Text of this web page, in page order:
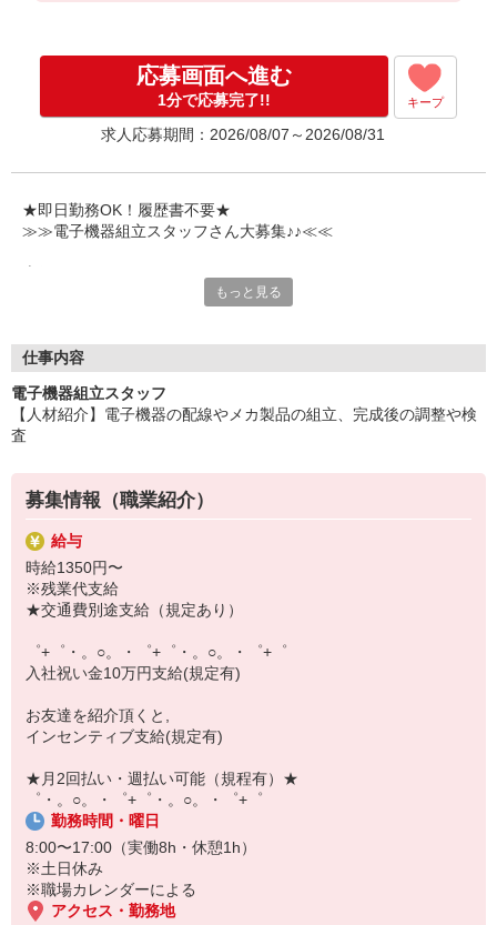
入社祝い金10万円支給(規定有)
お友達を紹介頂くと,
インセンティブ支給(規定有)
゜・。○。・゜+゜・。○。・゜+゜
応募画面へ進む
1分で応募完了!! キープ
求人応募期間：2026/08/07～2026/08/31
★即日勤務OK！履歴書不要★
≫≫電子機器組立スタッフさん大募集♪♪≪≪
職場での不安や悩み事があれば
充実の福利厚生、各種施設利用の特典など、
お仕事以外も充実させたいあなたの味方です♪
【選べるお仕事いろいろ】
事務、経理、データ入力、コールセンター、受付
機械/食品製造・梱包・仕分け・加工・組立・検査
▼美容系
眉毛サロンのアイブロウ・ネイリスト・エステ
▼営業・販売
▼人気案件も多数♪
短期・期間限定・オープニング・官公庁案件
【スマホ面接実施中】
自宅に居ながらスマホでカンタン面接OK！
オンライン面談なのでスピード対応。
即日登録もOK♪
気になった方はお気軽にご相談ください！
もっと見る
仕事内容
電子機器組立スタッフ
【人材紹介】電子機器の配線やメカ製品の組立、完成後の調整や検
査
募集情報（職業紹介）
給与
時給1350円〜
※残業代支給
★交通費別途支給（規定あり）
゜+゜・。○。・゜+゜・。○。・゜+゜
入社祝い金10万円支給(規定有)
お友達を紹介頂くと,
インセンティブ支給(規定有)
★月2回払い・週払い可能（規程有）★
゜・。○。・゜+゜・。○。・゜+゜
勤務時間・曜日
8:00〜17:00（実働8h・休憩1h）
※土日休み
※職場カレンダーによる
アクセス・勤務地